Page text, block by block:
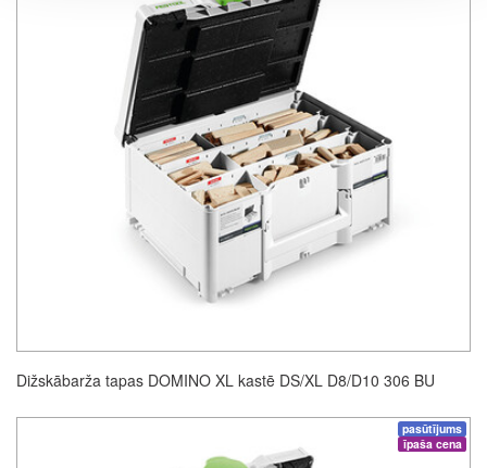
Dižskābarža tapas DOMINO XL kastē DS/XL D8/D10 306 BU
pasūtījums
īpaša cena